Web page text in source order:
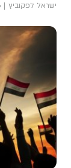
ישראל לפקוביץ